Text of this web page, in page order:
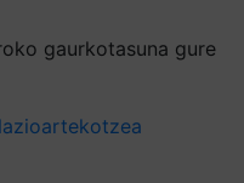
gaurkotasuna gure